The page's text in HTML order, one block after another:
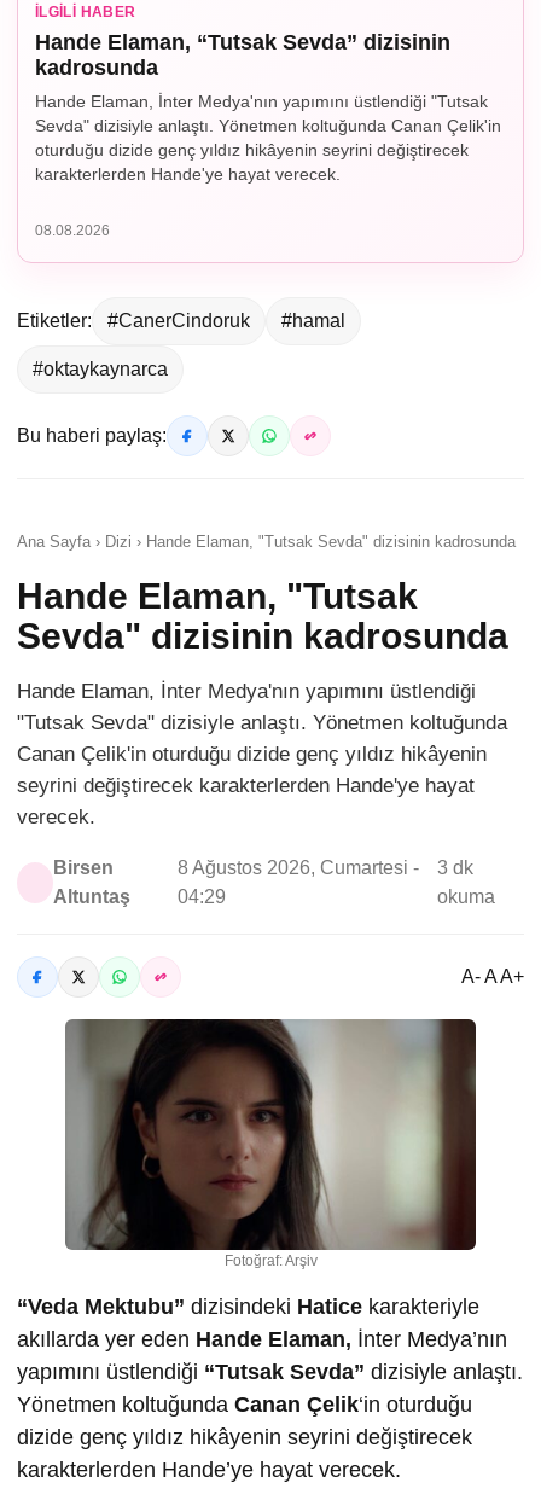
İLGILI HABER
Hande Elaman, “Tutsak Sevda” dizisinin
kadrosunda
Hande Elaman, İnter Medya'nın yapımını üstlendiği "Tutsak
Sevda" dizisiyle anlaştı. Yönetmen koltuğunda Canan Çelik'in
oturduğu dizide genç yıldız hikâyenin seyrini değiştirecek
karakterlerden Hande'ye hayat verecek.
08.08.2026
Etiketler: #CanerCindoruk #hamal
#oktaykaynarca
Bu haberi paylaş:
Ana Sayfa › Dizi › Hande Elaman, "Tutsak Sevda" dizisinin kadrosunda
Hande Elaman, "Tutsak
Sevda" dizisinin kadrosunda
Hande Elaman, İnter Medya'nın yapımını üstlendiği
"Tutsak Sevda" dizisiyle anlaştı. Yönetmen koltuğunda
Canan Çelik'in oturduğu dizide genç yıldız hikâyenin
seyrini değiştirecek karakterlerden Hande'ye hayat
verecek.
Birsen
Altuntaş
8 Ağustos 2026, Cumartesi -
04:29
3 dk
okuma
A- A A+
Fotoğraf: Arşiv
“Veda Mektubu” dizisindeki Hatice karakteriyle
akıllarda yer eden Hande Elaman, İnter Medya’nın
yapımını üstlendiği “Tutsak Sevda” dizisiyle anlaştı.
Yönetmen koltuğunda Canan Çelik‘in oturduğu
dizide genç yıldız hikâyenin seyrini değiştirecek
karakterlerden Hande’ye hayat verecek.